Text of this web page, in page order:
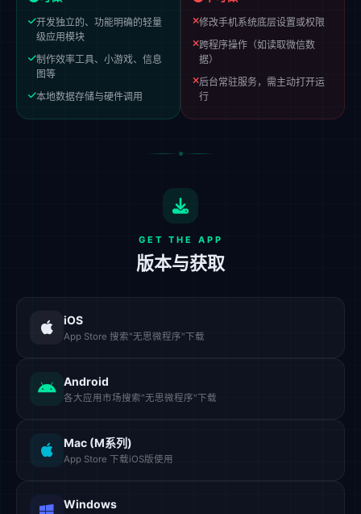
开发独立的、功能明确的轻量
级应用模块
制作效率工具、小游戏、信息
图等
本地数据存储与硬件调用
修改手机系统底层设置或权限
跨程序操作（如读取微信数
据）
后台常驻服务，需主动打开运
行
GET THE APP
版本与获取
iOS
App Store 搜索"无思微程序"下载
Android
各大应用市场搜索"无思微程序"下载
Mac (M系列)
App Store 下载iOS版使用
Windows